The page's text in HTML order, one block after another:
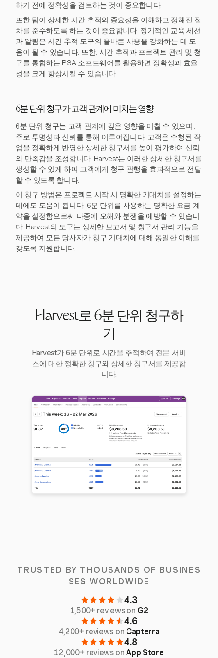
하기 전에 정확성을 검토하는 것이 중요합니다.
또한 팀이 상세한 시간 추적의 중요성을 이해하고 정해진 절
차를 준수하도록 하는 것이 중요합니다. 정기적인 교육 세션
과 알림은 시간 추적 도구의 올바른 사용을 강화하는 데 도
움이 될 수 있습니다. 또한, 시간 추적과 프로젝트 관리 및 청
구를 통합하는 PSA 소프트웨어를 활용하면 정확성과 효율
성을 크게 향상시킬 수 있습니다.
6분 단위 청구가 고객 관계에 미치는 영향
6분 단위 청구는 고객 관계에 깊은 영향을 미칠 수 있으며,
주로 투명성과 신뢰를 통해 이루어집니다. 고객은 수행된 작
업을 정확하게 반영한 상세한 청구서를 높이 평가하여 신뢰
와 만족감을 조성합니다. Harvest는 이러한 상세한 청구서를
생성할 수 있게 하여 고객에게 청구 관행을 효과적으로 전달
할 수 있도록 합니다.
이 청구 방법은 프로젝트 시작 시 명확한 기대치를 설정하는
데에도 도움이 됩니다. 6분 단위를 사용하는 명확한 요금 계
약을 설정함으로써 나중에 오해와 분쟁을 예방할 수 있습니
다. Harvest의 도구는 상세한 보고서 및 청구서 관리 기능을
제공하여 모든 당사자가 청구 기대치에 대해 동일한 이해를
갖도록 지원합니다.
Harvest로 6분 단위 청구하
기
Harvest가 6분 단위로 시간을 추적하여 전문 서비
스에 대한 정확한 청구와 상세한 청구서를 제공합
니다.
TRUSTED BY THOUSANDS OF BUSINES
SES WORLDWIDE
4.3
1,500+ reviews on G2
4.6
4,200+ reviews on Capterra
4.8
12,000+ reviews onApp Store